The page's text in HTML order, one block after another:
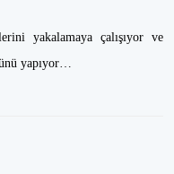
yakalamaya çalışıyor ve
yapıyor…